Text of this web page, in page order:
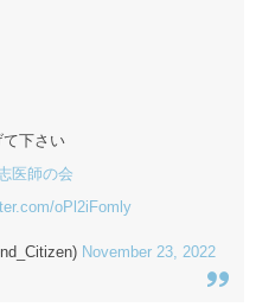
下さい
医師の会
oPl2iFomly
November 23, 2022